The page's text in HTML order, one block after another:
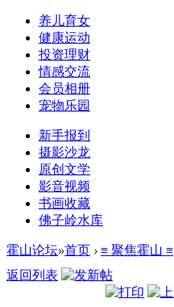
养儿育女
健康运动
投资理财
情感交流
会员相册
宠物乐园
新手报到
摄影沙龙
原创文学
影音视频
书画收藏
佛子岭水库
霍山论坛»首页 › ≡ 聚焦霍山 ≡
返回列表